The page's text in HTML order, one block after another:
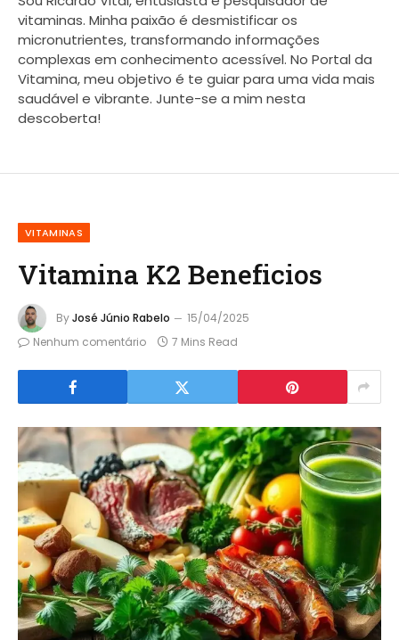
vitaminas. Minha paixão é desmistificar os
micronutrientes, transformando informações
complexas em conhecimento acessível. No Portal da
Vitamina, meu objetivo é te guiar para uma vida mais
saudável e vibrante. Junte-se a mim nesta
descoberta!
VITAMINAS
Vitamina K2 Beneficios
ByJosé Júnio Rabelo
15/04/2025
Nenhum comentário
7 Mins Read